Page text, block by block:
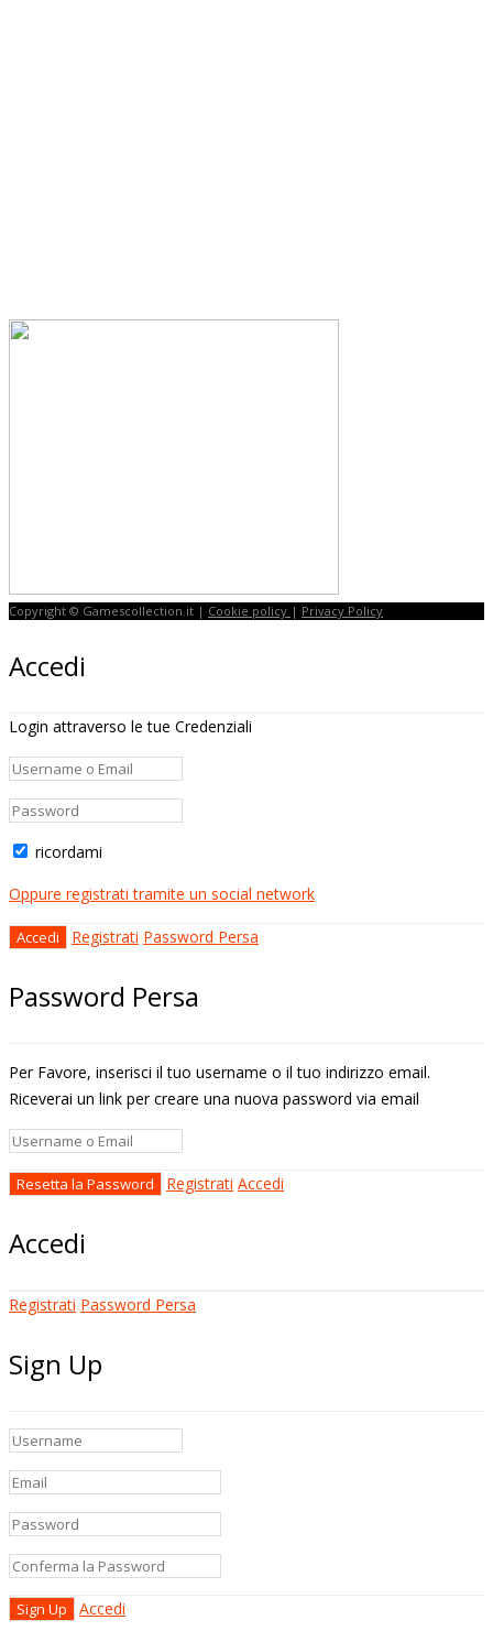
Copyright © Gamescollection.it | Cookie policy | Privacy Policy
Accedi
Login attraverso le tue Credenziali
ricordami
Oppure registrati tramite un social network
Registrati Password Persa
Password Persa
Per Favore, inserisci il tuo username o il tuo indirizzo email.
Riceverai un link per creare una nuova password via email
Registrati Accedi
Accedi
Registrati Password Persa
Sign Up
Accedi